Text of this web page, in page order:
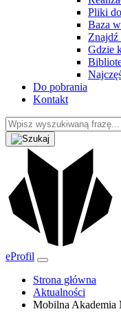
Pliki
Baza
Znajdź
Gdzie
Do pobrania
Kontakt
eProfil
Strona główna
Aktualności
Mobilna Akademia